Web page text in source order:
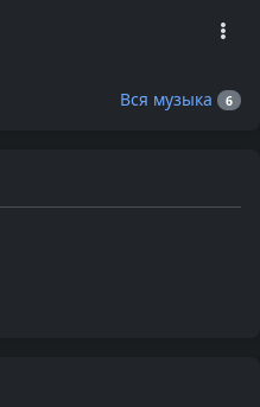
Вся музыка 6